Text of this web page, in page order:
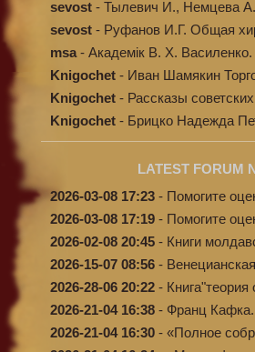
sevost - Тылевич И., Немцева
ме...
sevost - Руфанов И.Г. Общая
msa - Академік В. Х.
Knigochet - Иван Шамякин
Knigochet - Рассказы
Knigochet - Брицко Надежда
Аркадий ...
LATEST FORUM
2026-03-08 17:23 - Помогите
2026-03-08 17:19 - Помогите
доро...
2026-02-08 20:45 - Книги
2026-15-07 08:56 -
Во...
2026-28-06 20:22 - Книга"теория
и...
2026-21-04 16:38 - Франц
П...
2026-21-04 16:30 - «Полное